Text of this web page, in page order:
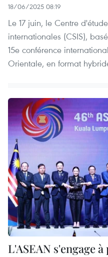
18/06/2025 08:19
Le 17 juin, le Centre
internationales (CSIS),
15e conférence
Orientale, en format
L'ASEAN s'engage